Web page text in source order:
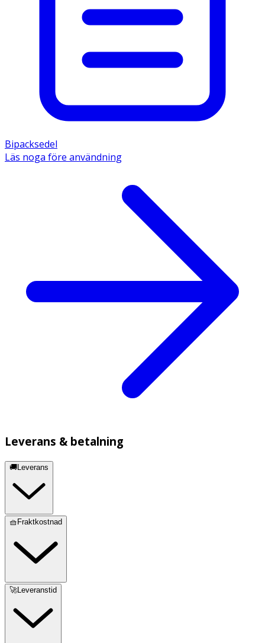
Bipacksedel
Läs noga före användning
Leverans & betalning
🚚Leverans
🧺Fraktkostnad
🚀Leveranstid